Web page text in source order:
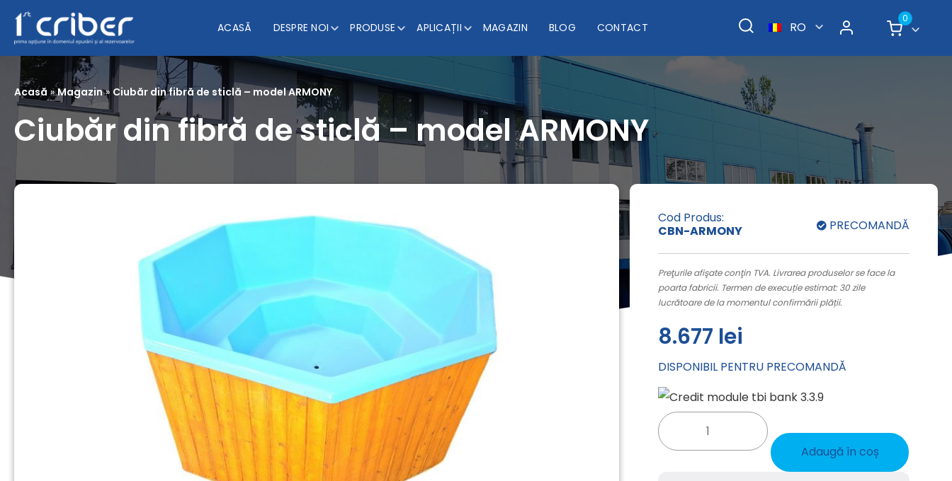
ACASĂ DESPRE NOI PRODUSE APLICAȚII MAGAZIN BLOG CONTACT RO
0
Acasă »Magazin» Ciubăr din fibră de sticlă – model ARMONY
Ciubăr din fibră de sticlă – model ARMONY
Cod Produs:
CBN-ARMONY
PRECOMANDĂ
Preţurile afişate conţin TVA. Livrarea produselor se face la
poarta fabricii. Termen de execuție estimat: 30 zile
lucrătoare de la momentul confirmării plății.
8.677 lei
DISPONIBIL PENTRU PRECOMANDĂ
Cantitate
Ciubăr
din
Adaugă în coș